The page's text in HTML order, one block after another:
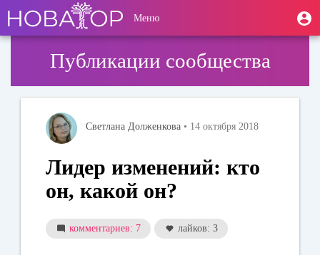
основному
содержанию
User
account
Меню
Публикации сообщества
Светлана Долженкова • 14 октября 2018
Лидер изменений: кто
он, какой он?
комментариев: 7 лайков: 3